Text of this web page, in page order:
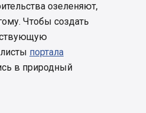
озеленяют,
Чтобы создать
портала
в природный